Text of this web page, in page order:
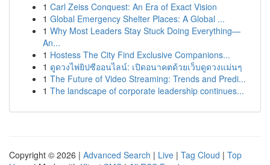
1 Carl Zeiss Conquest: An Era of Exact Vision
1 Global Emergency Shelter Places: A Global ...
1 Why Most Leaders Stay Stuck Doing Everything—
An...
1 Hostess The City Find Exclusive Companions...
1 ดูดวงไพ่ยิปซีออนไลน์: เปิดอนาคตด้วยเว็บดูดวงแม่นๆ
1 The Future of Video Streaming: Trends and Predi...
1 The landscape of corporate leadership continues...
Copyright © 2026 | Advanced Search | Live | Tag Cloud | Top